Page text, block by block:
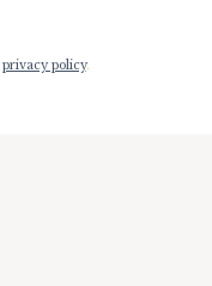
privacy policy.